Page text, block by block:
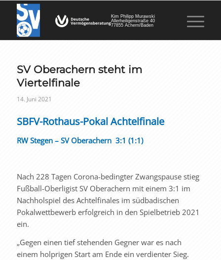
Kim Philipp Murawski
Allerheiligenstraße 40
77855 Achern/Baden
SV Oberachern steht im
Viertelfinale
14. Juni 2021
SBFV-Rothaus-Pokal Achtelfinale
RW Stegen – SV Oberachern 3:1 (1:1)
Nach 228 Tagen Corona-bedingter Zwangspause stieg
Fußball-Oberligist SV Oberachern mit einem 3:1 im
Nachholspiel des Achtelfinales im südbadischen
Pokalwettbewerb erfolgreich in den Spielbetrieb 2021
ein.
„Gegen einen tief stehenden Gegner war es nach
einem holprigen Start am Ende ein verdienter Sieg.